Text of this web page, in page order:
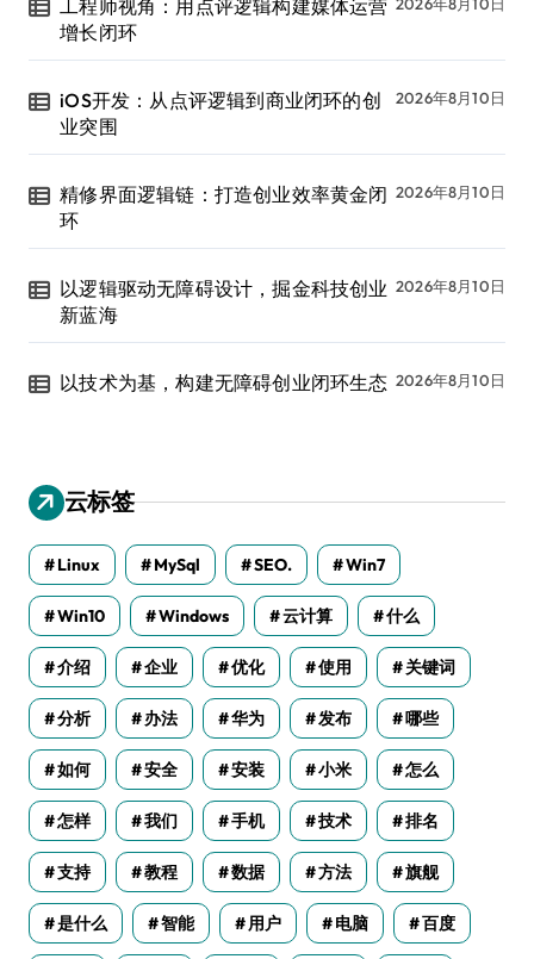
工程师视角：用点评逻辑构建媒体运营
增长闭环
iOS开发：从点评逻辑到商业闭环的创
业突围
2026年8月10日
精修界面逻辑链：打造创业效率黄金闭
环
2026年8月10日
以逻辑驱动无障碍设计，掘金科技创业
新蓝海
2026年8月10日
以技术为基，构建无障碍创业闭环生态 2026年8月10日
云标签
Linux MySql SEO. Win7
Win10 Windows 云计算 什么
介绍 企业 优化 使用 关键词
分析 办法 华为 发布 哪些
如何 安全 安装 小米 怎么
怎样 我们 手机 技术 排名
支持 教程 数据 方法 旗舰
是什么 智能 用户 电脑 百度